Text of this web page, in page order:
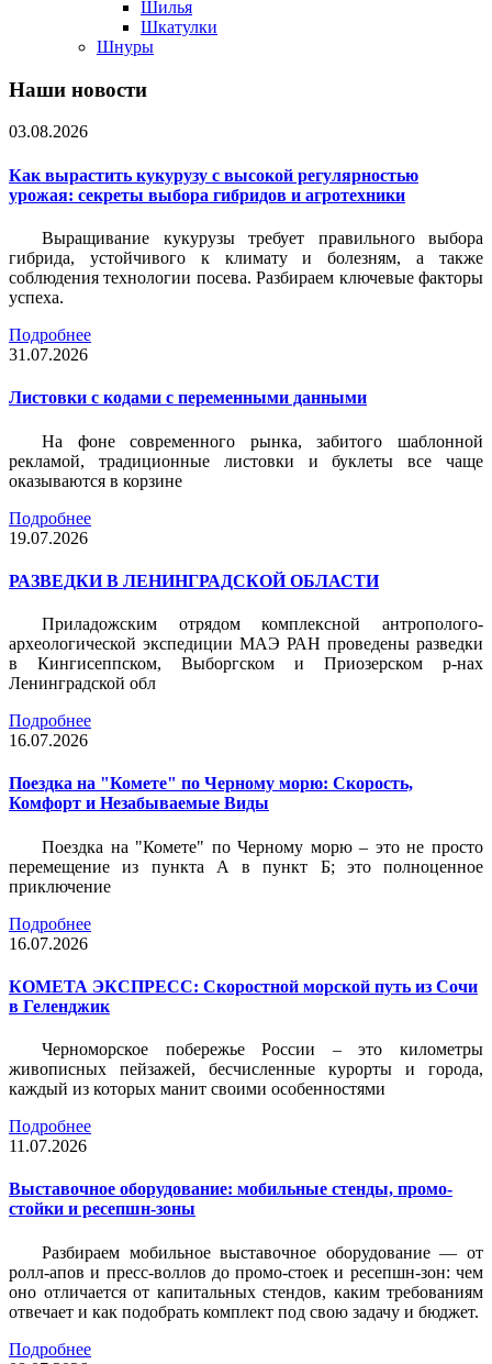
Шилья
Шкатулки
Шнуры
Наши новости
03.08.2026
Как вырастить кукурузу с высокой регулярностью
урожая: секреты выбора гибридов и агротехники
Выращивание кукурузы требует правильного выбора
гибрида, устойчивого к климату и болезням, а также
соблюдения технологии посева. Разбираем ключевые факторы
успеха.
Подробнее
31.07.2026
Листовки c кодами с переменными данными
На фоне современного рынка, забитого шаблонной
рекламой, традиционные листовки и буклеты все чаще
оказываются в корзине
Подробнее
19.07.2026
РАЗВЕДКИ В ЛЕНИНГРАДСКОЙ ОБЛАСТИ
Приладожским отрядом комплексной антрополого-
археологической экспедиции МАЭ РАН проведены разведки
в Кингисеппском, Выборгском и Приозерском р-нах
Ленинградской обл
Подробнее
16.07.2026
Поездка на "Комете" по Черному морю: Скорость,
Комфорт и Незабываемые Виды
Поездка на "Комете" по Черному морю – это не просто
перемещение из пункта А в пункт Б; это полноценное
приключение
Подробнее
16.07.2026
КОМЕТА ЭКСПРЕСС: Скоростной морской путь из Сочи
в Геленджик
Черноморское побережье России – это километры
живописных пейзажей, бесчисленные курорты и города,
каждый из которых манит своими особенностями
Подробнее
11.07.2026
Выставочное оборудование: мобильные стенды, промо-
стойки и ресепшн-зоны
Разбираем мобильное выставочное оборудование — от
ролл-апов и пресс-воллов до промо-стоек и ресепшн-зон: чем
оно отличается от капитальных стендов, каким требованиям
отвечает и как подобрать комплект под свою задачу и бюджет.
Подробнее